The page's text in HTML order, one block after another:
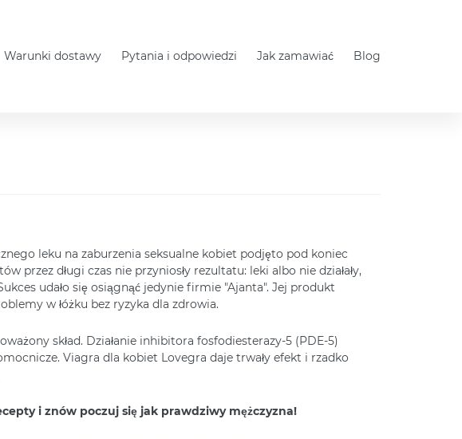
Warunki dostawy Pytania i odpowiedzi Jak zamawiać Blog
leku na zaburzenia seksualne kobiet podjęto pod koniec
przez długi czas nie przyniosły rezultatu: leki albo nie działały,
udało się osiągnąć jedynie firmie "Ajanta". Jej produkt
w łóżku bez ryzyka dla zdrowia.
skład. Działanie inhibitora fosfodiesterazy-5 (PDE-5)
Viagra dla kobiet Lovegra daje trwały efekt i rzadko
i znów poczuj się jak prawdziwy mężczyzna!